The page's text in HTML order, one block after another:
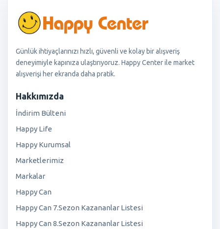
Günlük ihtiyaçlarınızı hızlı, güvenli ve kolay bir alışveriş
deneyimiyle kapınıza ulaştırıyoruz. Happy Center ile market
alışverişi her ekranda daha pratik.
Hakkımızda
İndirim Bülteni
Happy Life
Happy Kurumsal
Marketlerimiz
Markalar
Happy Can
Happy Can 7.Sezon Kazananlar Listesi
Happy Can 8.Sezon Kazananlar Listesi